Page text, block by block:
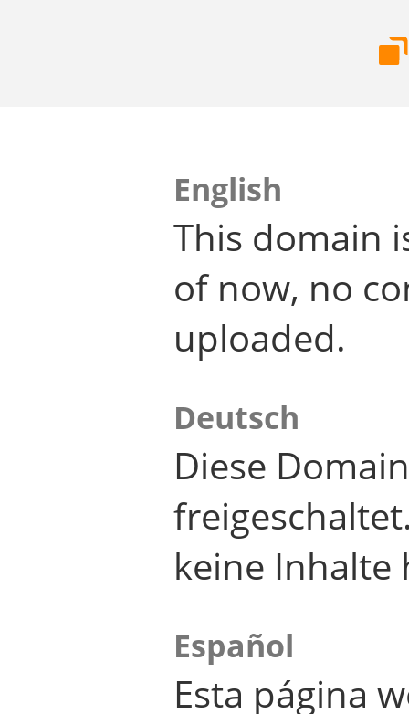
English
This domain
of now, no
uploaded.
Deutsch
Diese
keine Inhalte
Español
Esta página